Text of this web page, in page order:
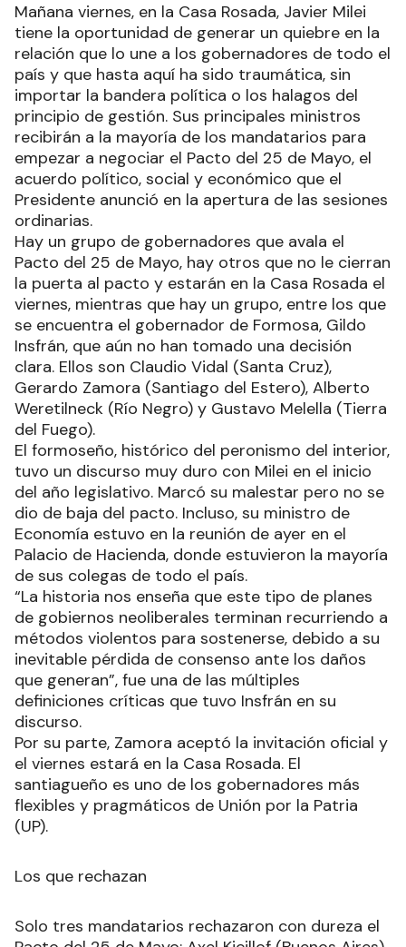
Mañana viernes, en la Casa Rosada, Javier Milei
tiene la oportunidad de generar un quiebre en la
relación que lo une a los gobernadores de todo el
país y que hasta aquí ha sido traumática, sin
importar la bandera política o los halagos del
principio de gestión. Sus principales ministros
recibirán a la mayoría de los mandatarios para
empezar a negociar el Pacto del 25 de Mayo, el
acuerdo político, social y económico que el
Presidente anunció en la apertura de las sesiones
ordinarias.
Hay un grupo de gobernadores que avala el
Pacto del 25 de Mayo, hay otros que no le cierran
la puerta al pacto y estarán en la Casa Rosada el
viernes, mientras que hay un grupo, entre los que
se encuentra el gobernador de Formosa, Gildo
Insfrán, que aún no han tomado una decisión
clara. Ellos son Claudio Vidal (Santa Cruz),
Gerardo Zamora (Santiago del Estero), Alberto
Weretilneck (Río Negro) y Gustavo Melella (Tierra
del Fuego).
El formoseño, histórico del peronismo del interior,
tuvo un discurso muy duro con Milei en el inicio
del año legislativo. Marcó su malestar pero no se
dio de baja del pacto. Incluso, su ministro de
Economía estuvo en la reunión de ayer en el
Palacio de Hacienda, donde estuvieron la mayoría
de sus colegas de todo el país.
“La historia nos enseña que este tipo de planes
de gobiernos neoliberales terminan recurriendo a
métodos violentos para sostenerse, debido a su
inevitable pérdida de consenso ante los daños
que generan”, fue una de las múltiples
definiciones críticas que tuvo Insfrán en su
discurso.
Por su parte, Zamora aceptó la invitación oficial y
el viernes estará en la Casa Rosada. El
santiagueño es uno de los gobernadores más
flexibles y pragmáticos de Unión por la Patria
(UP).
Los que rechazan
Solo tres mandatarios rechazaron con dureza el